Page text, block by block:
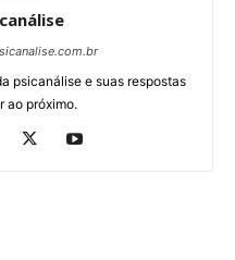
psicanálise e suas respostas
ao próximo.